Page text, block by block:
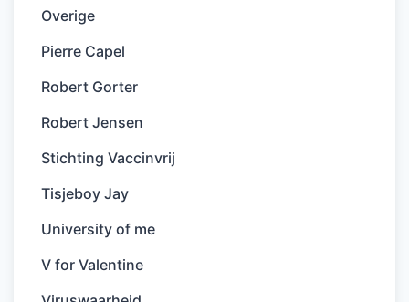
Overige
Pierre Capel
Robert Gorter
Robert Jensen
Stichting Vaccinvrij
Tisjeboy Jay
University of me
V for Valentine